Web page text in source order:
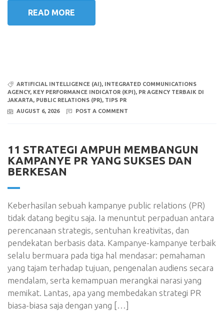
READ MORE
ARTIFICIAL INTELLIGENCE (AI),
INTEGRATED COMMUNICATIONS
AGENCY, KEY PERFORMANCE INDICATOR (KPI), PR AGENCY TERBAIK DI
JAKARTA, PUBLIC RELATIONS (PR), TIPS PR
AUGUST 6, 2026
POST A COMMENT
11 STRATEGI AMPUH MEMBANGUN
KAMPANYE PR YANG SUKSES DAN
BERKESAN
Keberhasilan sebuah kampanye public relations (PR)
tidak datang begitu saja. Ia menuntut perpaduan antara
perencanaan strategis, sentuhan kreativitas, dan
pendekatan berbasis data. Kampanye-kampanye terbaik
selalu bermuara pada tiga hal mendasar: pemahaman
yang tajam terhadap tujuan, pengenalan audiens secara
mendalam, serta kemampuan merangkai narasi yang
memikat. Lantas, apa yang membedakan strategi PR
biasa-biasa saja dengan yang […]